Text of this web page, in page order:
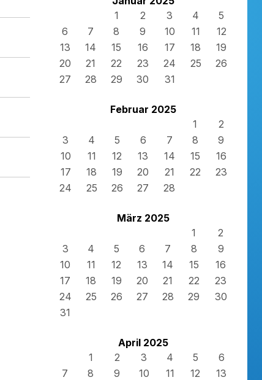
1
2 3 4
5
6
7 8 9 10 11
12
13
14 15 16 17 18
19
20
21 22 23 24 25
26
27
28 29 30 31
Februar 2025
1
2
3
4 5 6 7 8
9
10
11 12 13 14 15
16
17
18 19 20 21 22
23
24
25 26 27 28
März 2025
1
2
3
4 5 6 7 8
9
10
11 12 13 14 15
16
17
18 19 20 21 22
23
24
25 26 27 28 29
30
31
April 2025
1
2 3 4 5
6
7
8 9 10 11 12
13